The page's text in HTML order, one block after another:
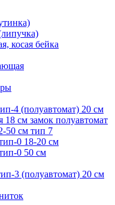
косая бейка
4 (полуавтомат) 20 см
см замок полуавтомат
50 см тип 7
0 18-20 см
0 50 см
3 (полуавтомат) 20 см